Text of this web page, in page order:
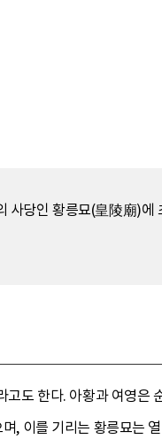
당인 황릉묘(皇陵廟)에
도 한다. 아황과 여영은
, 이를 기리는 황릉묘는